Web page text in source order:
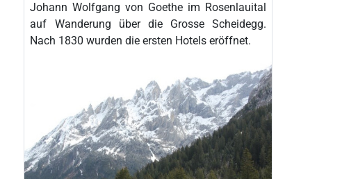
Johann Wolfgang von Goethe im Rosenlauital
auf Wanderung über die Grosse Scheidegg.
Nach 1830 wurden die ersten Hotels eröffnet.